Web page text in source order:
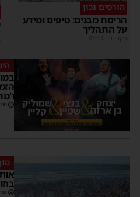
הורסים נכון
הריסת מבנים: טיפים ומידע
על התהליך
מקודם